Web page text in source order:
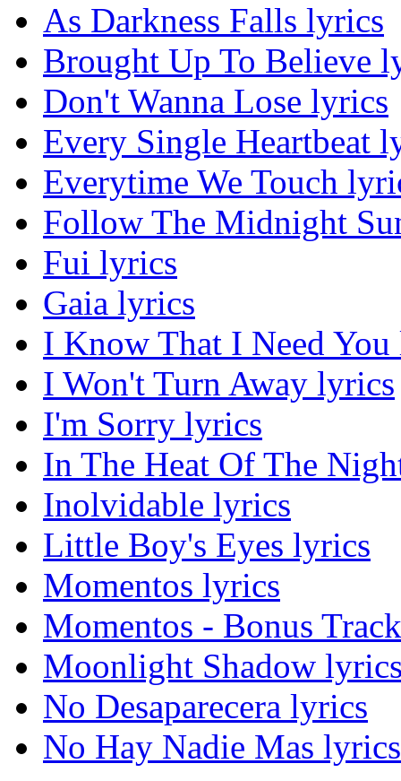
As Darkness Falls lyrics
Brought Up To Believe
Don't Wanna Lose lyrics
Every Single Heartbeat
Everytime We Touch
Follow The Midnight
Fui lyrics
Gaia lyrics
I Know That I Need
I Won't Turn Away lyrics
I'm Sorry lyrics
In The Heat Of The
Inolvidable lyrics
Little Boy's Eyes lyrics
Momentos lyrics
Momentos - Bonus
Moonlight Shadow
No Desaparecera lyrics
No Hay Nadie Mas lyrics